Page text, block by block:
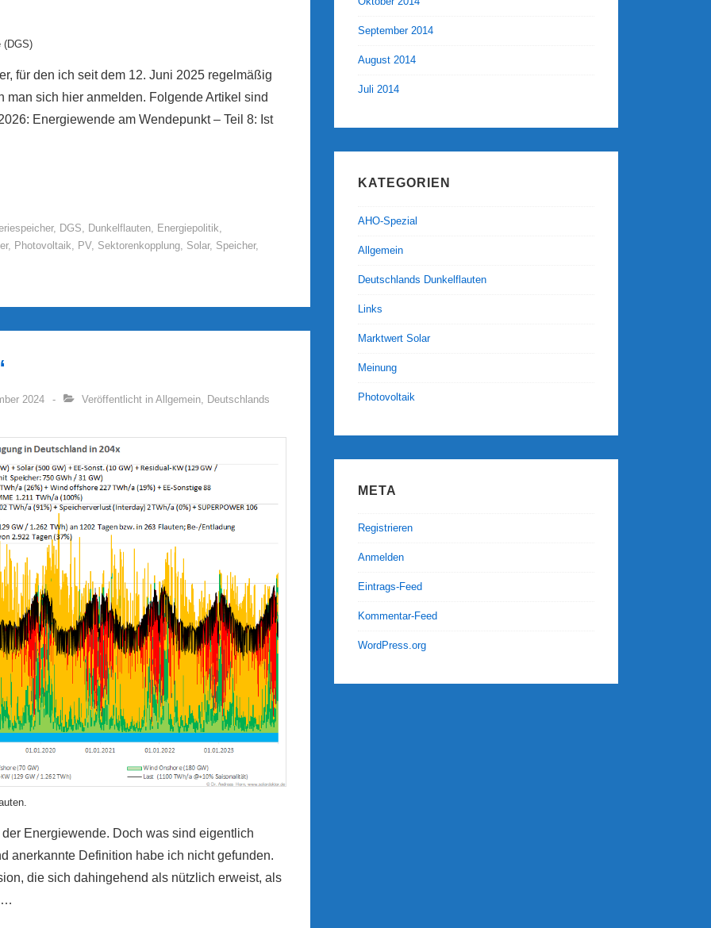
(DGS)
für den ich seit dem 12. Juni 2025 regelmäßig
man sich hier anmelden. Folgende Artikel sind
Energiewende am Wendepunkt – Teil 8: Ist
, DGS Dunkelflauten Energiepolitik
, Photovoltaik PV, Sektorenkopplung Solar, Speicher,
2024 Veröffentlicht in Allgemein Deutschlands
Energiewende. Doch was sind eigentlich
anerkannte Definition habe ich nicht gefunden.
die sich dahingehend als nützlich erweist, als
…
September 2014
August 2014
Juli 2014
KATEGORIEN
AHO-Spezial
Allgemein
Deutschlands Dunkelflauten
Links
Marktwert Solar
Meinung
Photovoltaik
META
Registrieren
Anmelden
Eintrags-Feed
Kommentar-Feed
WordPress.org